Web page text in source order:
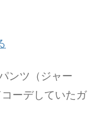
ンツ（ジャー
ーデしていたガ